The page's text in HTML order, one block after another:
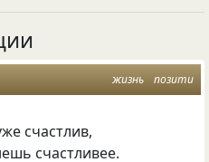
жизнь позити
счастлив,
счастливее.